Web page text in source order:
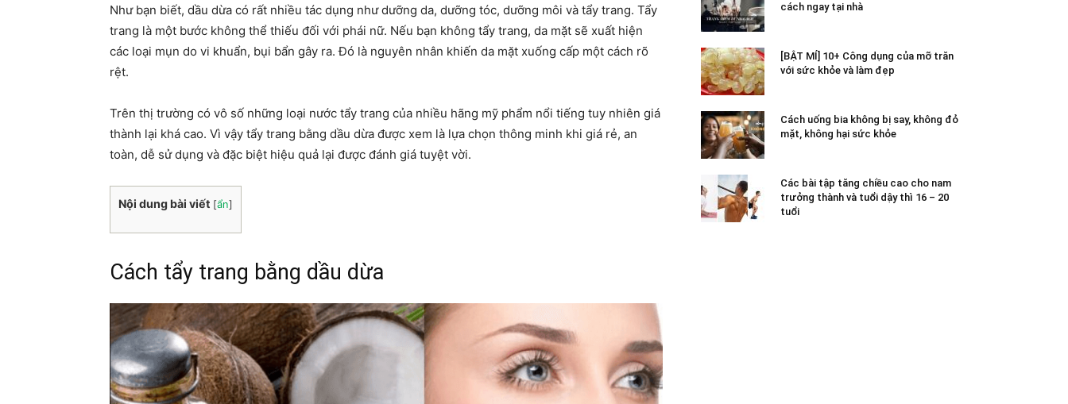
Như bạn biết, dầu dừa có rất nhiều tác dụng như dưỡng da, dưỡng tóc, dưỡng môi và tẩy trang. Tẩy
trang là một bước không thể thiếu đối với phái nữ. Nếu bạn không tẩy trang, da mặt sẽ xuất hiện
các loại mụn do vi khuẩn, bụi bẩn gây ra. Đó là nguyên nhân khiến da mặt xuống cấp một cách rõ
rệt.
Trên thị trường có vô số những loại nước tẩy trang của nhiều hãng mỹ phẩm nổi tiếng tuy nhiên giá
thành lại khá cao. Vì vậy tẩy trang bằng dầu dừa được xem là lựa chọn thông minh khi giá rẻ, an
toàn, dễ sử dụng và đặc biệt hiệu quả lại được đánh giá tuyệt vời.
Nội dung bài viết [ẩn]
Cách tẩy trang bằng dầu dừa
cách ngay tại nhà
[BẬT MÍ] 10+ Công dụng của mỡ trăn
với sức khỏe và làm đẹp
Cách uống bia không bị say, không đỏ
mặt, không hại sức khỏe
Các bài tập tăng chiều cao cho nam
trưởng thành và tuổi dậy thì 16 – 20
tuổi